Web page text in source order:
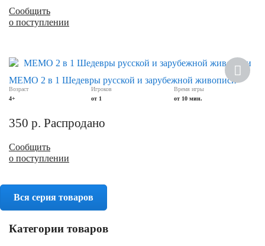
Сообщить
о поступлении
МЕМО 2 в 1 Шедевры русской и зарубежной живописи
Возраст
4+
Игроков
от 1
Время игры
от 10 мин.
350 р. Распродано
Сообщить
о поступлении
Вся серия товаров
Категории товаров